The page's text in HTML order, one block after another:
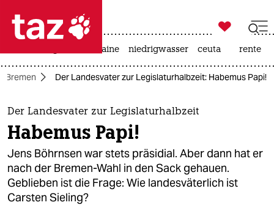
 taz zahl ich
taz zahl ich
themen
politik
öko
gesellschaft

taz zahl ich
krieg in der ukraine niedrigwasser ceuta rente
Bremen Der Landesvater zur Legislaturhalbzeit: Habemus Papi!
Der Landesvater zur Legislaturhalbzeit
Habemus Papi!
Jens Böhrnsen war stets präsidial. Aber dann hat er
nach der Bremen-Wahl in den Sack gehauen.
Geblieben ist die Frage: Wie landesväterlich ist
Carsten Sieling?